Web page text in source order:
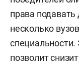
права
несколько
специальности.
позволит